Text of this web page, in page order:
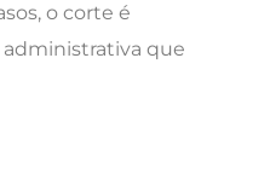
o corte é
administrativa que